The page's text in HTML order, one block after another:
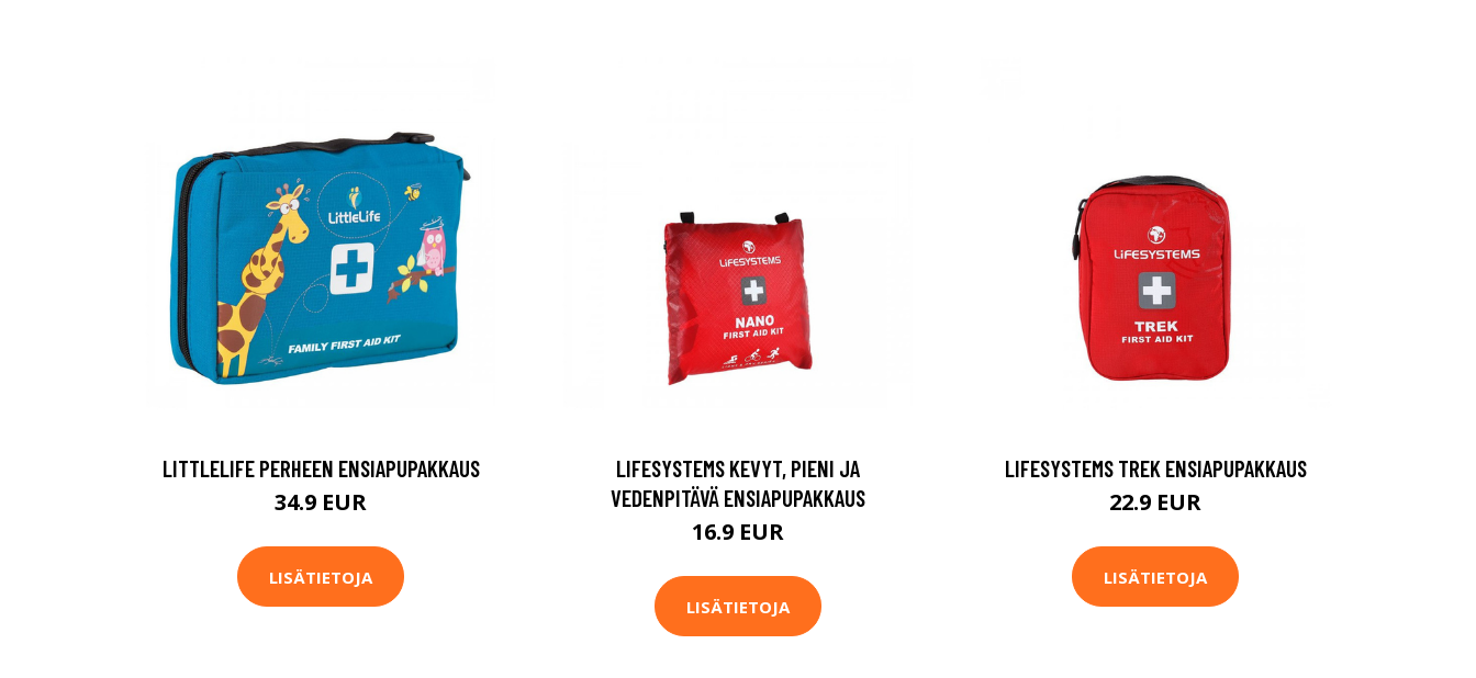
LITTLELIFE PERHEEN ENSIAPUPAKKAUS
34.9 EUR
LISÄTIETOJA
LIFESYSTEMS KEVYT, PIENI JA
VEDENPITÄVÄ ENSIAPUPAKKAUS
16.9 EUR
LISÄTIETOJA
LIFESYSTEMS TREK ENSIAPUPAKKAUS
22.9 EUR
LISÄTIETOJA